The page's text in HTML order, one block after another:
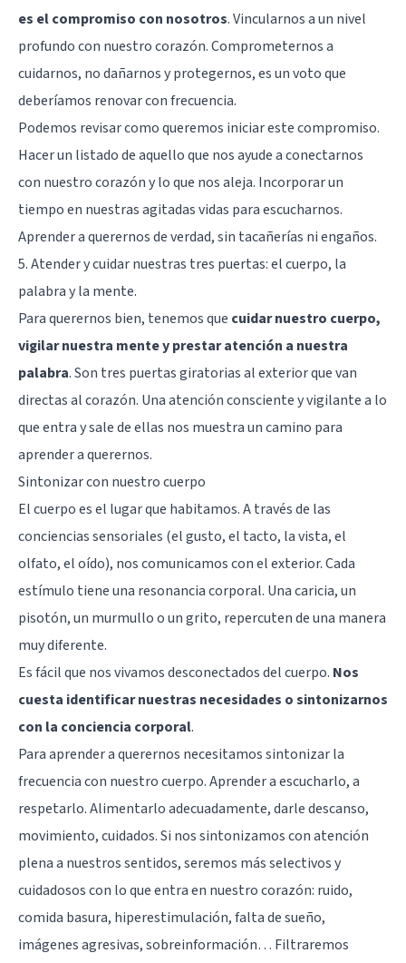
es el compromiso con nosotros. Vincularnos a un nivel
profundo con nuestro corazón. Comprometernos a
cuidarnos, no dañarnos y protegernos, es un voto que
deberíamos renovar con frecuencia.
Podemos revisar como queremos iniciar este compromiso.
Hacer un listado de aquello que nos ayude a conectarnos
con nuestro corazón y lo que nos aleja. Incorporar un
tiempo en nuestras agitadas vidas para escucharnos.
Aprender a querernos de verdad, sin tacañerías ni engaños.
5. Atender y cuidar nuestras tres puertas: el cuerpo, la
palabra y la mente.
Para querernos bien, tenemos que cuidar nuestro cuerpo,
vigilar nuestra mente y prestar atención a nuestra
palabra. Son tres puertas giratorias al exterior que van
directas al corazón. Una atención consciente y vigilante a lo
que entra y sale de ellas nos muestra un camino para
aprender a querernos.
Sintonizar con nuestro cuerpo
El cuerpo es el lugar que habitamos. A través de las
conciencias sensoriales (el gusto, el tacto, la vista, el
olfato, el oído), nos comunicamos con el exterior. Cada
estímulo tiene una resonancia corporal. Una caricia, un
pisotón, un murmullo o un grito, repercuten de una manera
muy diferente.
Es fácil que nos vivamos desconectados del cuerpo. Nos
cuesta identificar nuestras necesidades o sintonizarnos
con la conciencia corporal.
Para aprender a querernos necesitamos sintonizar la
frecuencia con nuestro cuerpo. Aprender a escucharlo, a
respetarlo. Alimentarlo adecuadamente, darle descanso,
movimiento, cuidados. Si nos sintonizamos con atención
plena a nuestros sentidos, seremos más selectivos y
cuidadosos con lo que entra en nuestro corazón: ruido,
comida basura, hiperestimulación, falta de sueño,
imágenes agresivas, sobreinformación… Filtraremos